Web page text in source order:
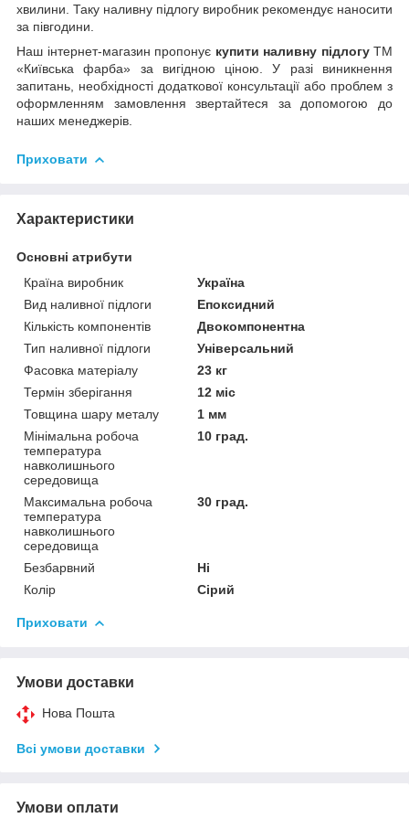
хвилини. Таку наливну підлогу виробник рекомендує наносити
за півгодини.
Наш інтернет-магазин пропонує купити наливну підлогуТМ
«Київська фарба» за вигідною ціною. У разі виникнення
запитань, необхідності додаткової консультації або проблем з
оформленням замовлення звертайтеся за допомогою до
наших менеджерів.
Приховати
Характеристики
Основні атрибути
Країна виробник
Україна
Вид наливної підлоги
Епоксидний
Кількість компонентів
Двокомпонентна
Тип наливної підлоги
Універсальний
Фасовка матеріалу
23 кг
Термін зберігання
12 міс
Товщина шару металу
1 мм
Мінімальна робоча
температура
навколишнього
середовища
10 град.
Максимальна робоча
температура
навколишнього
середовища
30 град.
Безбарвний
Ні
Колір
Сірий
Приховати
Умови доставки
Нова Пошта
Всі умови доставки
Умови оплати